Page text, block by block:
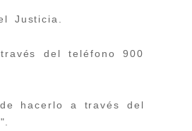
Justicia.
del teléfono 900
hacerlo a través del